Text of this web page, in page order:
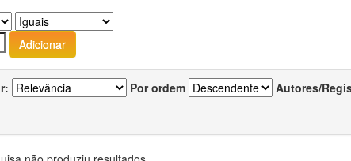
Por ordem Autores/